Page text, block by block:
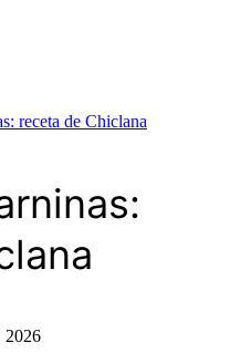
receta de Chiclana
2026